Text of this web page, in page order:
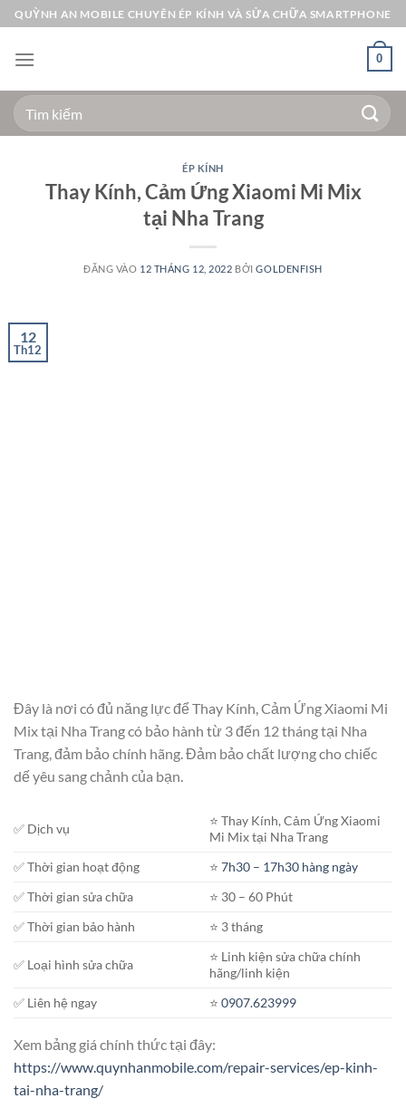
Bỏ
qua
nội
QUỲNH AN MOBILE CHUYÊN ÉP KÍNH VÀ SỬA CHỮA SMARTPHONE
0
Tìm
kiếm:
ÉP KÍNH
Thay Kính, Cảm Ứng Xiaomi Mi Mix
tại Nha Trang
ĐĂNG VÀO 12 THÁNG 12, 2022 BỞIGOLDENFISH
12
Th12
Đây là nơi có đủ năng lực để Thay Kính, Cảm Ứng Xiaomi Mi
Mix tại Nha Trang có bảo hành từ 3 đến 12 tháng tại Nha
Trang, đảm bảo chính hãng. Đảm bảo chất lượng cho chiếc
dế yêu sang chảnh của bạn.
✅ Dịch vụ
⭐️ Thay Kính, Cảm Ứng Xiaomi
Mi Mix tại Nha Trang
✅ Thời gian hoạt động
⭐️7h30 – 17h30 hàng ngày
✅ Thời gian sửa chữa
⭐️ 30 – 60 Phút
✅ Thời gian bảo hành
⭐️ 3 tháng
✅ Loại hình sửa chữa
⭐️ Linh kiện sửa chữa chính
hãng/linh kiện
✅ Liên hệ ngay
⭐️0907.623999
Xem bảng giá chính thức tại đây:
https://www.quynhanmobile.com/repair-services/ep-kinh-
tai-nha-trang/